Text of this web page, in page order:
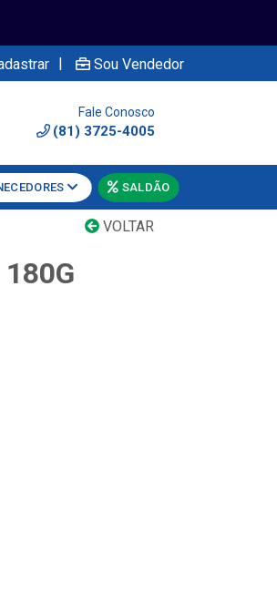
| Sou Vendedor
Fale Conosco
(81) 3725-4005
SALDÃO
VOLTAR
180G